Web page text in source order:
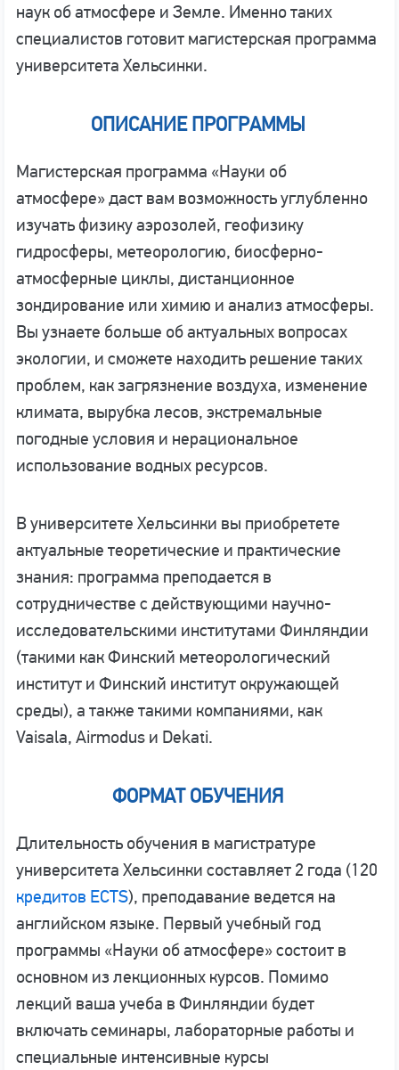
наук об атмосфере и Земле. Именно таких
специалистов готовит магистерская программа
университета Хельсинки.
ОПИСАНИЕ ПРОГРАММЫ
Магистерская программа «Науки об
атмосфере» даст вам возможность углубленно
изучать физику аэрозолей, геофизику
гидросферы, метеорологию, биосферно-
атмосферные циклы, дистанционное
зондирование или химию и анализ атмосферы.
Вы узнаете больше об актуальных вопросах
экологии, и сможете находить решение таких
проблем, как загрязнение воздуха, изменение
климата, вырубка лесов, экстремальные
погодные условия и нерациональное
использование водных ресурсов.
В университете Хельсинки вы приобретете
актуальные теоретические и практические
знания: программа преподается в
сотрудничестве с действующими научно-
исследовательскими институтами Финляндии
(такими как Финский метеорологический
институт и Финский институт окружающей
среды), а также такими компаниями, как
Vaisala, Airmodus и Dekati.
ФОРМАТ ОБУЧЕНИЯ
Длительность обучения в магистратуре
университета Хельсинки составляет 2 года (120
кредитов ECTS), преподавание ведется на
английском языке. Первый учебный год
программы «Науки об атмосфере» состоит в
основном из лекционных курсов. Помимо
лекций ваша учеба в Финляндии будет
включать семинары, лабораторные работы и
специальные интенсивные курсы